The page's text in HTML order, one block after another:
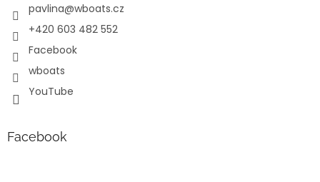
pavlina@wboats.cz
+420 603 482 552
Facebook
wboats
YouTube
Facebook